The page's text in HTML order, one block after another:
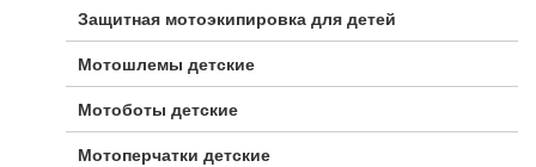
Защитная мотоэкипировка для детей
Мотошлемы детские
Мотоботы детские
Мотоперчатки детские